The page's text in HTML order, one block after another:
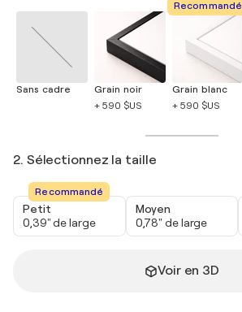
Sans cadre
Grain noir
+ 590 $US
Recommandé
Grain blanc
+ 590 $US
2. Sélectionnez la taille
Recommandé
Petit
0,39" de large
Moyen
0,78" de large
Voir en 3D